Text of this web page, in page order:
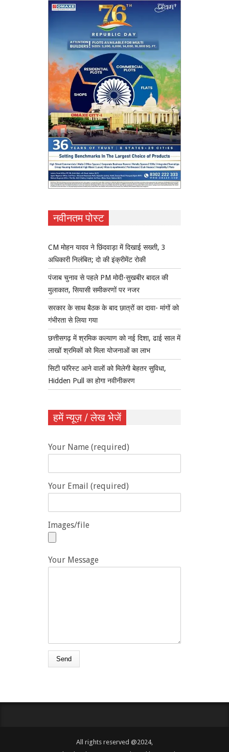
नवीनतम पोस्ट
CM मोहन यादव ने छिंदवाड़ा में दिखाई सख्ती, 3
अधिकारी निलंबित; दो की इंक्रीमेंट रोकी
पंजाब चुनाव से पहले PM मोदी-सुखबीर बादल की
मुलाकात, सियासी समीकरणों पर नजर
सरकार के साथ बैठक के बाद छात्रों का दावा- मांगों को
गंभीरता से लिया गया
छत्तीसगढ़ में श्रमिक कल्याण को नई दिशा, ढाई साल में
लाखों श्रमिकों को मिला योजनाओं का लाभ
सिटी फॉरेस्ट आने वालों को मिलेगी बेहतर सुविधा,
Hidden Pull का होगा नवीनीकरण
हमें न्यूज़ / लेख भेजें
Your Name (required)
Your Email (required)
Images/file
Your Message
All rights reserved @2024,